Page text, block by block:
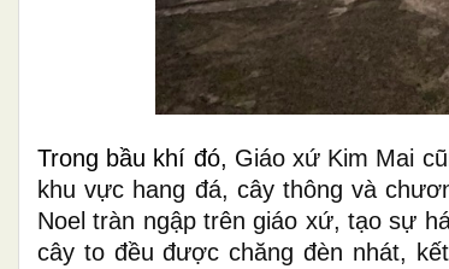
Trong bầu khí đó, Giáo xứ Kim Mai
khu vực hang đá, cây thông và
Noel tràn ngập trên giáo xứ, tạo sự
cây to đều được chăng đèn nhát,